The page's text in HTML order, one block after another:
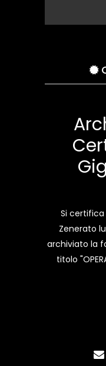
Si
Zenerato
archiviato la
titolo